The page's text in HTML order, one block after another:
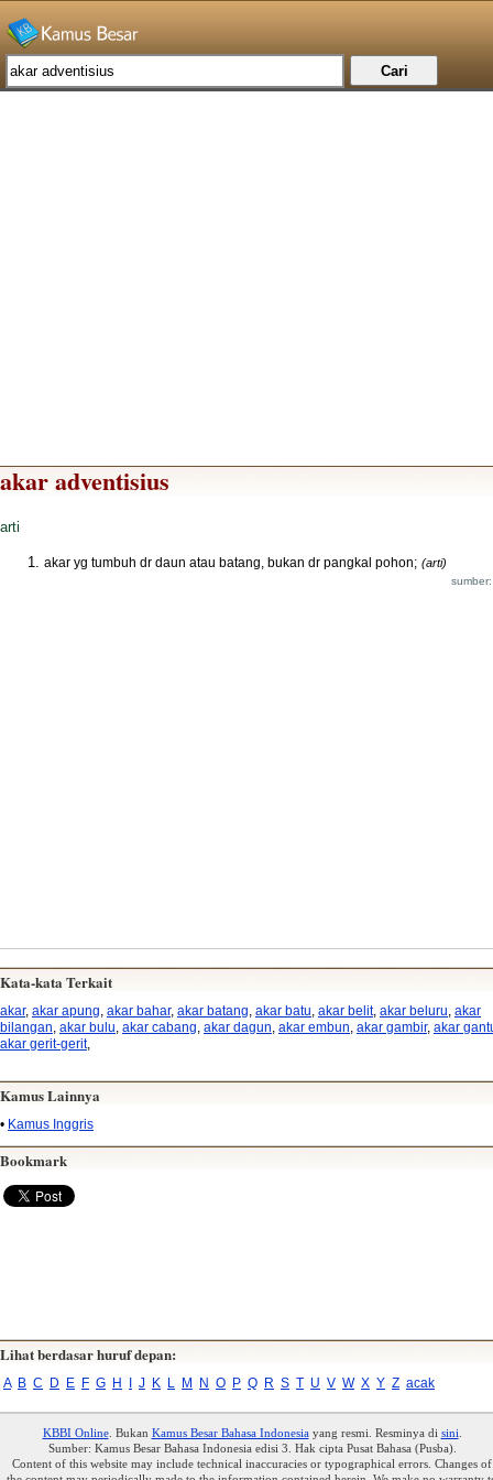
akar adventisius
arti
akar yg tumbuh dr daun atau batang, bukan dr pangkal pohon; (arti)
Kata-kata Terkait
akar, akar apung akar bahar, akar batang akar batu akar belit, akar beluru akar
bilangan akar bulu akar cabang akar dagun akar embun akar gambir, akar
akar gerit-gerit,
Kamus Lainnya
• Kamus Inggris
Bookmark
Lihat berdasar huruf depan:
A B C D E F G H J K L M N O P Q R S T U V W X Y Z acak
KBBI Online. Bukan Kamus Besar Bahasa Indonesiayang resmi. Resminya di sini
Sumber: Kamus Besar Bahasa Indonesia edisi 3. Hak cipta Pusat Bahasa (Pusba).
Content of this website may include technical inaccuracies or typographical errors. Changes of